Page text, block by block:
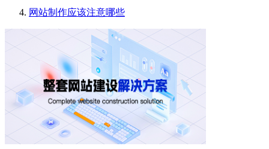
网站制作应该注意哪些